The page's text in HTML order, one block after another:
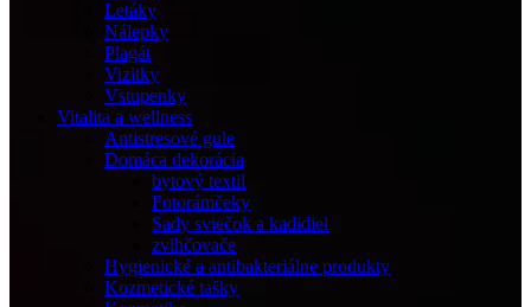
Letáky
Nálepky
Plagát
Vizitky
Vstupenky
Vitalita a wellness
Antistresové gule
Domáca dekorácia
bytový textil
Fotorámčeky
Sady sviečok a kadidiel
zvlhčovače
Hygienické a antibakteriálne produkty
Kozmetické tašky